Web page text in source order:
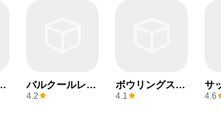
バルクールレー
ス
4.2
ボウリングスト
ライク
4.1
サ
ー
4.6